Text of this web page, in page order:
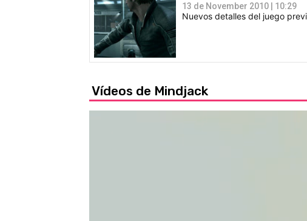
13 de November 2010 | 10:29
Nuevos detalles del juego
Vídeos de Mindjack